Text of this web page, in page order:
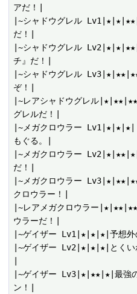
アだ！|
|~シャドウグレル
だ！|
|~シャドウグレル
チ』だ！|
|~シャドウグレル
ぞ！|
|~レアシャドウグレル
グレルだ！|
|~メガクロウラー Lv1|★|★|★|
もぐる。|
|~メガクロウラー Lv2|★|★★|★|
だ！|
|~メガクロウラー
クロウラー！|
|~レアメガクロウラー
ウラーだ！|
|~ゲイザー Lv1|★|★|★|予想外
|~ゲイザー Lv2|★|★|★|とくい
|~ゲイザー Lv3|★|★★|★|最強
ン！|